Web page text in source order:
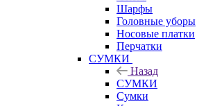
Шарфы
Головные уборы
Носовые платки
Перчатки
СУМКИ
Назад
СУМКИ
Сумки